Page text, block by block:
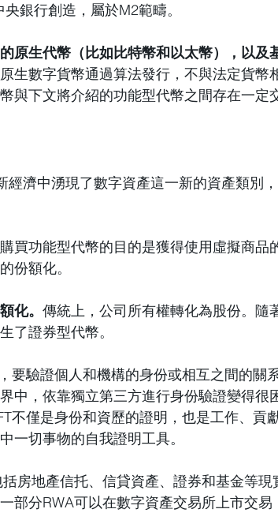
銀行創造，屬於M2範疇。
原生代幣（比如比特幣和以太幣），以及
原生數字貨幣通過算法發行，不與法定貨幣
與下文將介紹的功能型代幣之間存在一定
經濟中湧現了數字資產這一新的資產類別
買功能型代幣的目的是獲得使用虛擬商品
份額化。
化。 傳統上，公司所有權轉化為股份。隨
了證券型代幣。
要驗證個人和機構的身份或相互之間的關
中，依靠獨立第三方進行身份驗證變得很
不僅是身份和資歷的證明，也是工作、貢
一切事物的自我證明工具。
房地產信托、信貸資產、證券和基金等現
部分RWA可以在數字資產交易所上市交易